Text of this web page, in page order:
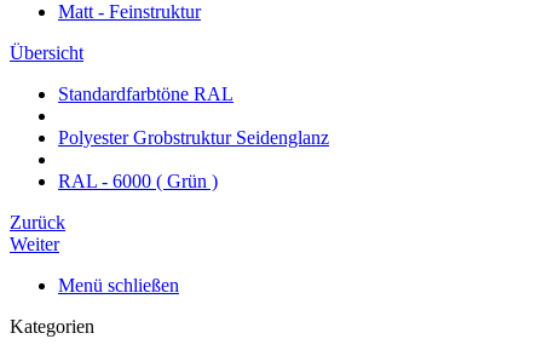
Matt - Feinstruktur
Übersicht
Standardfarbtöne RAL
Polyester Grobstruktur Seidenglanz
RAL - 6000 ( Grün )
Zurück
Weiter
Menü schließen
Kategorien